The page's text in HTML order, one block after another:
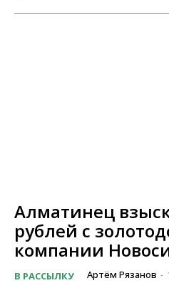
Алматинец
рублей с
компании
В РАССЫЛКУ Артём Рязанов -